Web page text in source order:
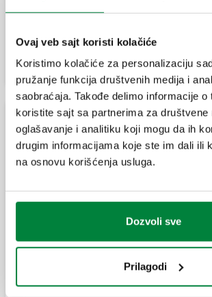
Ovaj veb sajt koristi kolačiće
Koristimo kolačiće za personalizaciju
pružanje funkcija društvenih medija i
saobraćaja. Takođe delimo informacije o
koristite sajt sa partnerima za društvene
oglašavanje i analitiku koji mogu da ih
drugim informacijama koje ste im dali ili
na osnovu korišćenja usluga.
Dozvoli sve
Prilagodi
Dvostruke ploče za zid
Dupla zidna rozetna.